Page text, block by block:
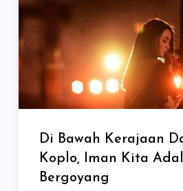
Di Bawah Kerajaan
Koplo, Iman Kita
Bergoyang